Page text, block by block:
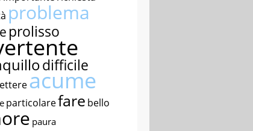
problema
prolisso
difficile
acume
particolarefare bello
paura